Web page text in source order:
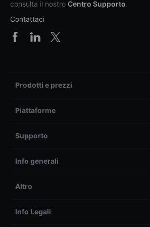
consulta il nostro Centro Supporto.
Contattaci
Prodotti e prezzi
Piattaforme
Supporto
Info generali
Altro
Info Legali